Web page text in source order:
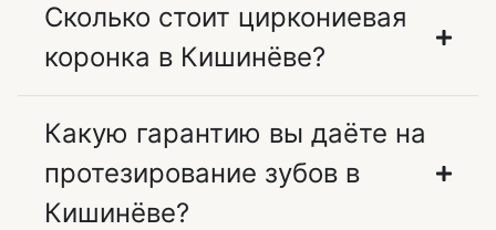
Сколько стоит циркониевая
коронка в Кишинёве?
Какую гарантию вы даёте на
протезирование зубов в
Кишинёве?